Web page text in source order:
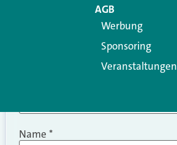
Name *
AGB
Werbung
Sponsoring
Veranstaltungen